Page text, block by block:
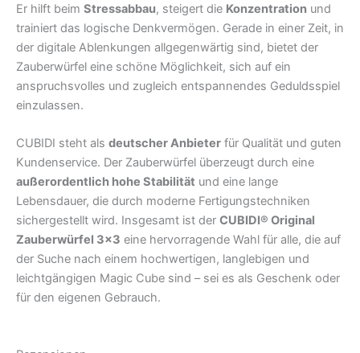
Er hilft beim Stressabbau, steigert die Konzentration und
trainiert das logische Denkvermögen. Gerade in einer Zeit, in
der digitale Ablenkungen allgegenwärtig sind, bietet der
Zauberwürfel eine schöne Möglichkeit, sich auf ein
anspruchsvolles und zugleich entspannendes Geduldsspiel
einzulassen.
CUBIDI steht als deutscher Anbieter für Qualität und guten
Kundenservice. Der Zauberwürfel überzeugt durch eine
außerordentlich hohe Stabilität und eine lange
Lebensdauer, die durch moderne Fertigungstechniken
sichergestellt wird. Insgesamt ist der CUBIDI® Original
Zauberwürfel 3×3 eine hervorragende Wahl für alle, die auf
der Suche nach einem hochwertigen, langlebigen und
leichtgängigen Magic Cube sind – sei es als Geschenk oder
für den eigenen Gebrauch.